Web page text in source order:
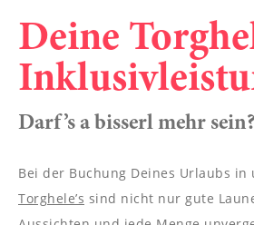
Deine
Darf’s a bisserl mehr sein?
Bei der Buchung Deines Urlaubs in
Torghele’s sind nicht nur gute